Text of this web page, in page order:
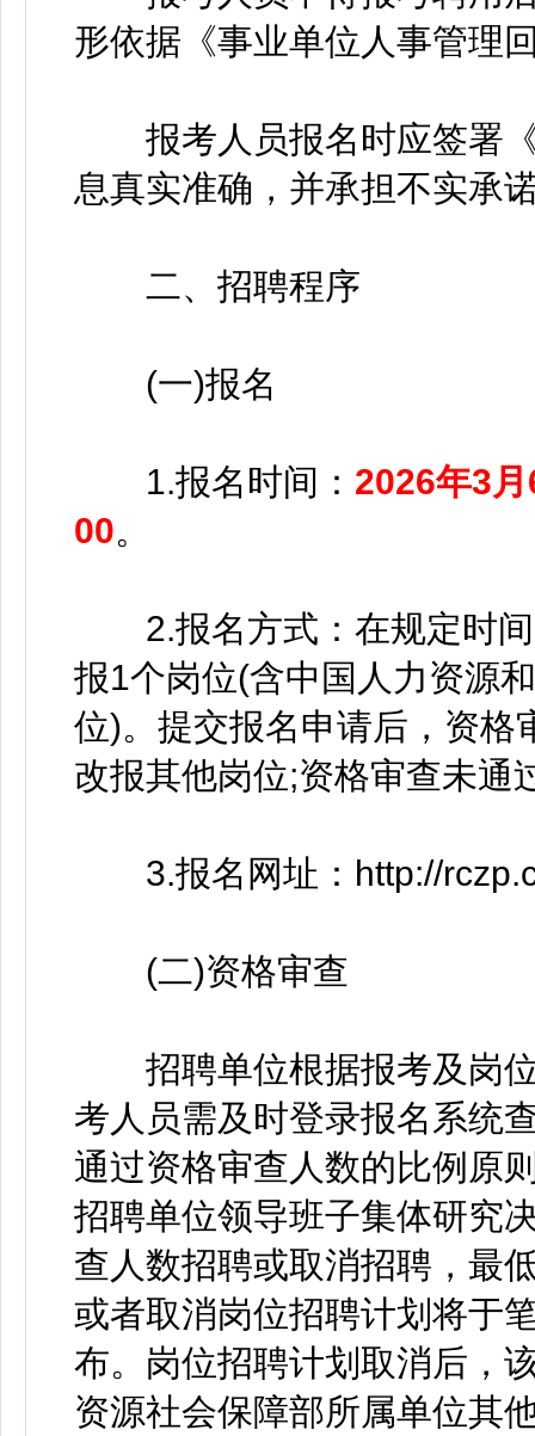
形依据《事业单位人事管理
报考人员报名时应签署《
息真实准确，并承担不实承
二、招聘程序
(一)报名
1.报名时间： 2026年3
00。
2.报名方式：在规定时间
报1个岗位(含中国人力资源
位)。提交报名申请后，资格
改报其他岗位;资格审查未通
3.报名网址：http://
(二)资格审查
招聘单位根据报考及岗位
考人员需及时登录报名系统
通过资格审查人数的比例原
招聘单位领导班子集体研究
查人数招聘或取消招聘，最
或者取消岗位招聘计划将于
布。岗位招聘计划取消后，
资源社会保障部所属单位其